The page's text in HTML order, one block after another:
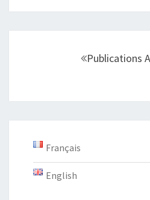
articles
Publications
Français
English